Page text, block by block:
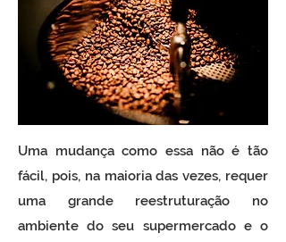
Uma mudança como essa não é tão
fácil, pois, na maioria das vezes, requer
uma grande reestruturação no
ambiente do seu supermercado e o